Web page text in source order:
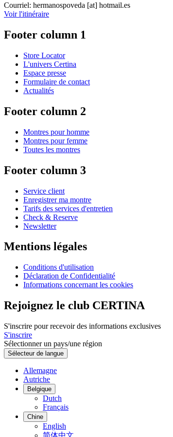
Courriel: hermanospoveda [at] hotmail.es
Voir l'itinéraire
Footer column 1
Store Locator
L'univers Certina
Espace presse
Formulaire de contact
Actualités
Footer column 2
Montres pour homme
Montres pour femme
Toutes les montres
Footer column 3
Service client
Enregistrer ma montre
Tarifs des services d'entretien
Check & Reserve
Newsletter
Mentions légales
Conditions d'utilisation
Déclaration de Confidentialité
Informations concernant les cookies
Rejoignez le club CERTINA
S'inscrire pour recevoir des informations exclusives
S'inscrire
Sélectionner un pays/une région
Sélecteur de langue
Allemagne
Autriche
Belgique
Dutch
Français
Chine
English